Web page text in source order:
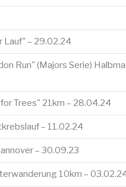
Lauf" – 29.02.24
Run" (Majors Serie)
Trees" 21km – 28.04.24
– 11.02.24
– 30.09.23
10km –